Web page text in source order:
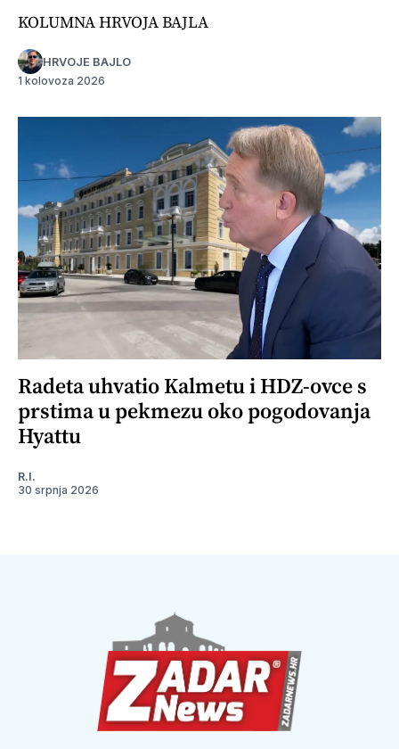
KOLUMNA HRVOJA BAJLA
HRVOJE BAJLO
1 kolovoza 2026
Radeta uhvatio Kalmetu i HDZ-ovce s
prstima u pekmezu oko pogodovanja
Hyattu
R.I.
30 srpnja 2026